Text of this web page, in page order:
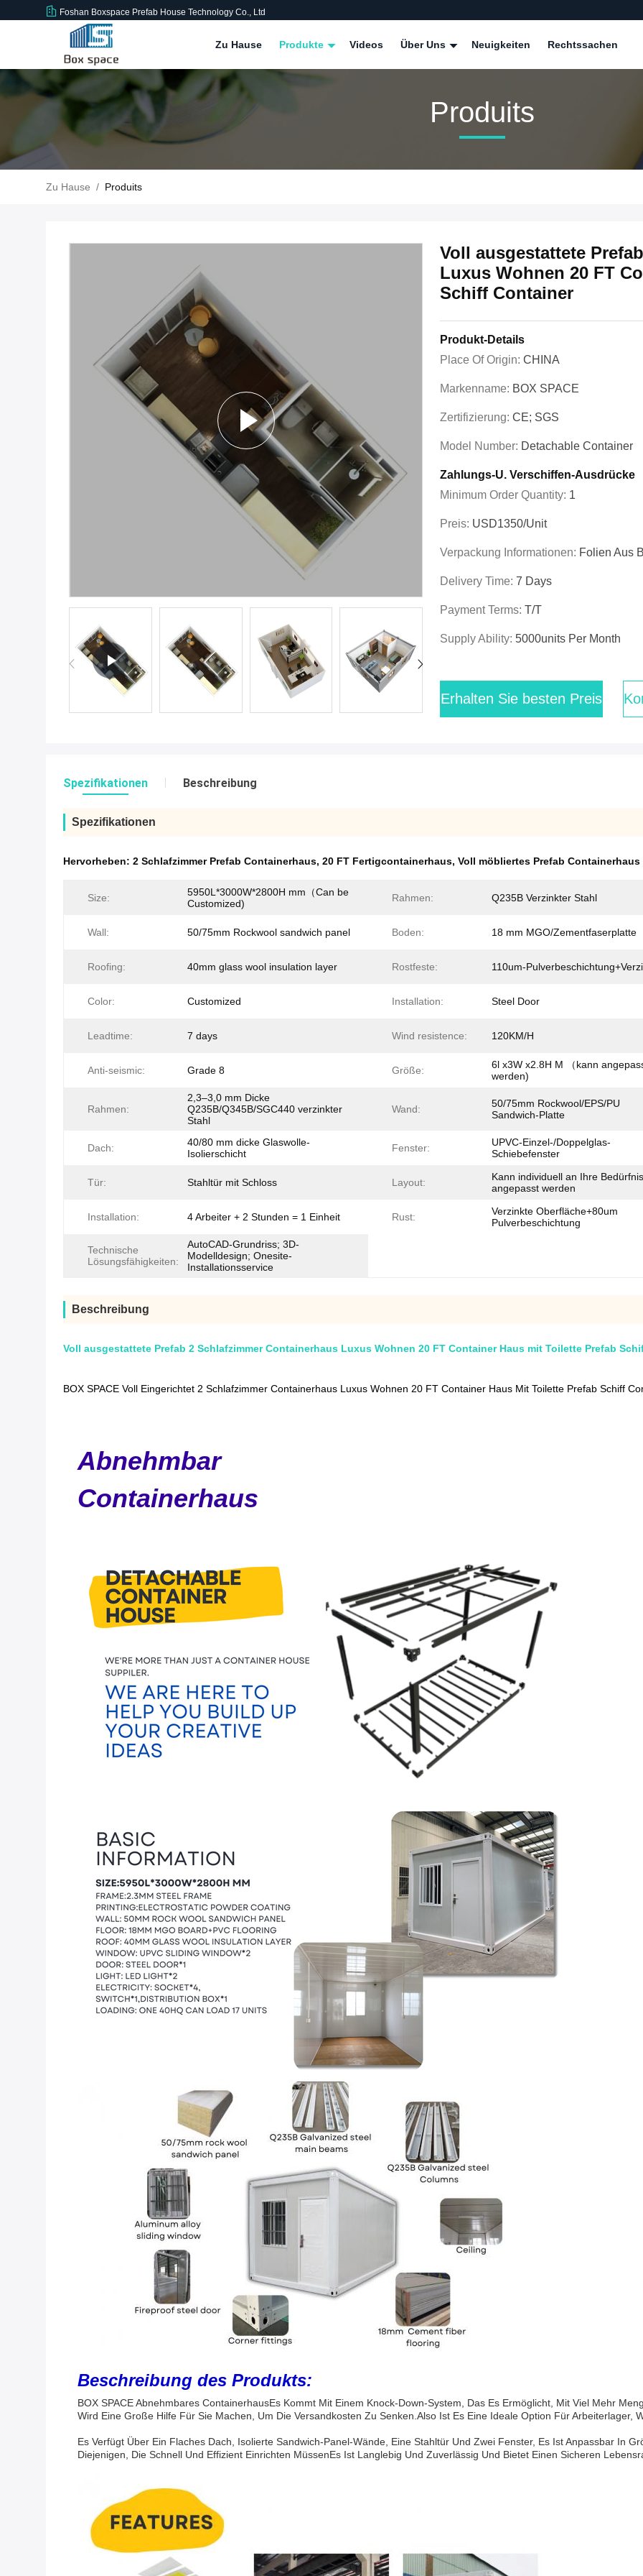
Foshan Boxspace Prefab House Technology Co., Ltd
Zu Hause Produkte Videos Über Uns Neuigkeiten Rechtssachen
Produits
Zu Hause / Produits
Voll ausgestattete
Luxus Wohnen 20 FT
Schiff Container
Produkt-Details
Place Of Origin: CHINA
Markenname: BOX SPACE
Zertifizierung: CE; SGS
Model Number: Detachable Container
Zahlungs-U. Verschiffen-Ausdrücke
Minimum Order Quantity: 1
Preis: USD1350/unit
Verpackung Informationen: Folien Aus
Delivery Time: 7 Days
Payment Terms: T/T
Supply Ability: 5000units Per Month
Erhalten Sie besten Preis
Spezifikationen Beschreibung
Spezifikationen
Hervorheben: 2 Schlafzimmer Prefab Containerhaus, 20 FT Fertigcontainerhaus, Voll möbliertes Prefab Containerhaus
Size:
5950L*3000W*2800H mm（Can be
Customized)
Rahmen: Q235B Verzinkter Stahl
Wall: 50/75mm Rockwool sandwich panel Boden: 18 mm MGO/Zementfaserplatte
Roofing: 40mm glass wool insulation layer Rostfeste: 110um-
Color: Customized Installation: Steel Door
Leadtime: 7 days Wind resistence: 120KM/H
Anti-seismic: Grade 8 Größe:
6l x3W x2.8H M （kann
werden)
Rahmen:
2,3–3,0 mm Dicke
Q235B/Q345B/SGC440 verzinkter
Stahl
Wand:
50/75mm Rockwool/EPS/PU
Sandwich-Platte
Dach:
40/80 mm dicke Glaswolle-
Isolierschicht
Fenster:
UPVC-Einzel-/Doppelglas-
Schiebefenster
Tür: Stahltür mit Schloss Layout:
Kann individuell an Ihre
angepasst werden
Installation: 4 Arbeiter + 2 Stunden = 1 Einheit Rust:
Verzinkte Oberfläche+80um
Pulverbeschichtung
Technische
Lösungsfähigkeiten:
AutoCAD-Grundriss; 3D-
Modelldesign; Onesite-
Installationsservice
Beschreibung
Voll ausgestattete Prefab 2 Schlafzimmer Containerhaus Luxus Wohnen 20 FT Container Haus mit Toilette Prefab
BOX SPACE Voll Eingerichtet 2 Schlafzimmer Containerhaus Luxus Wohnen 20 FT Container Haus Mit Toilette Prefab Schiff
Abnehmbar
Containerhaus
Beschreibung des Produkts:
BOX SPACE Abnehmbares ContainerhausEs Kommt Mit Einem Knock-Down-System, Das Es Ermöglicht, Mit Viel Mehr
Wird Eine Große Hilfe Für Sie Machen, Um Die Versandkosten Zu Senken. Also Ist Es Eine Ideale Option Für Arbeiterlager,
Es Verfügt Über Ein Flaches Dach, Isolierte Sandwich-Panel-Wände, Eine Stahltür Und Zwei Fenster, Es Ist Anpassbar In
Diejenigen, Die Schnell Und Effizient Einrichten MüssenEs Ist Langlebig Und Zuverlässig Und Bietet Einen Sicheren